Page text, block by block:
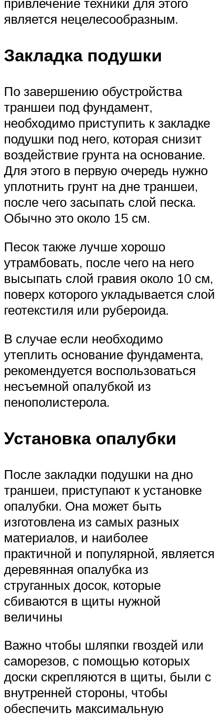
является нецелесообразным.
Закладка подушки
По завершению обустройства
траншеи под фундамент,
необходимо приступить к закладке
подушки под него, которая снизит
воздействие грунта на основание.
Для этого в первую очередь нужно
уплотнить грунт на дне траншеи,
после чего засыпать слой песка.
Обычно это около 15 см.
Песок также лучше хорошо
утрамбовать, после чего на него
высыпать слой гравия около 10 см,
поверх которого укладывается слой
геотекстиля или рубероида.
В случае если необходимо
утеплить основание фундамента,
рекомендуется воспользоваться
несъемной опалубкой из
пенополистерола.
Установка опалубки
После закладки подушки на дно
траншеи, приступают к установке
опалубки. Она может быть
изготовлена из самых разных
материалов, и наиболее
практичной и популярной, является
деревянная опалубка из
струганных досок, которые
сбиваются в щиты нужной
величины
Важно чтобы шляпки гвоздей или
саморезов, с помощью которых
доски скрепляются в щиты, были с
внутренней стороны, чтобы
обеспечить максимальную